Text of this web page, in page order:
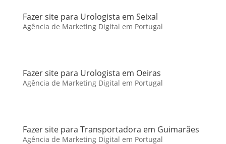
Fazer site para Urologista em Seixal
Agência de Marketing Digital em Portugal
Fazer site para Urologista em Oeiras
Agência de Marketing Digital em Portugal
Fazer site para Transportadora em Guimarães
Agência de Marketing Digital em Portugal